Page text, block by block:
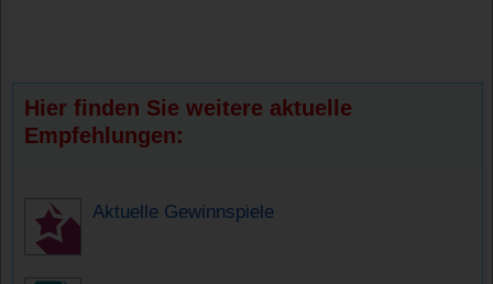
Hier finden Sie weitere aktuelle
Empfehlungen:
Aktuelle Gewinnspiele